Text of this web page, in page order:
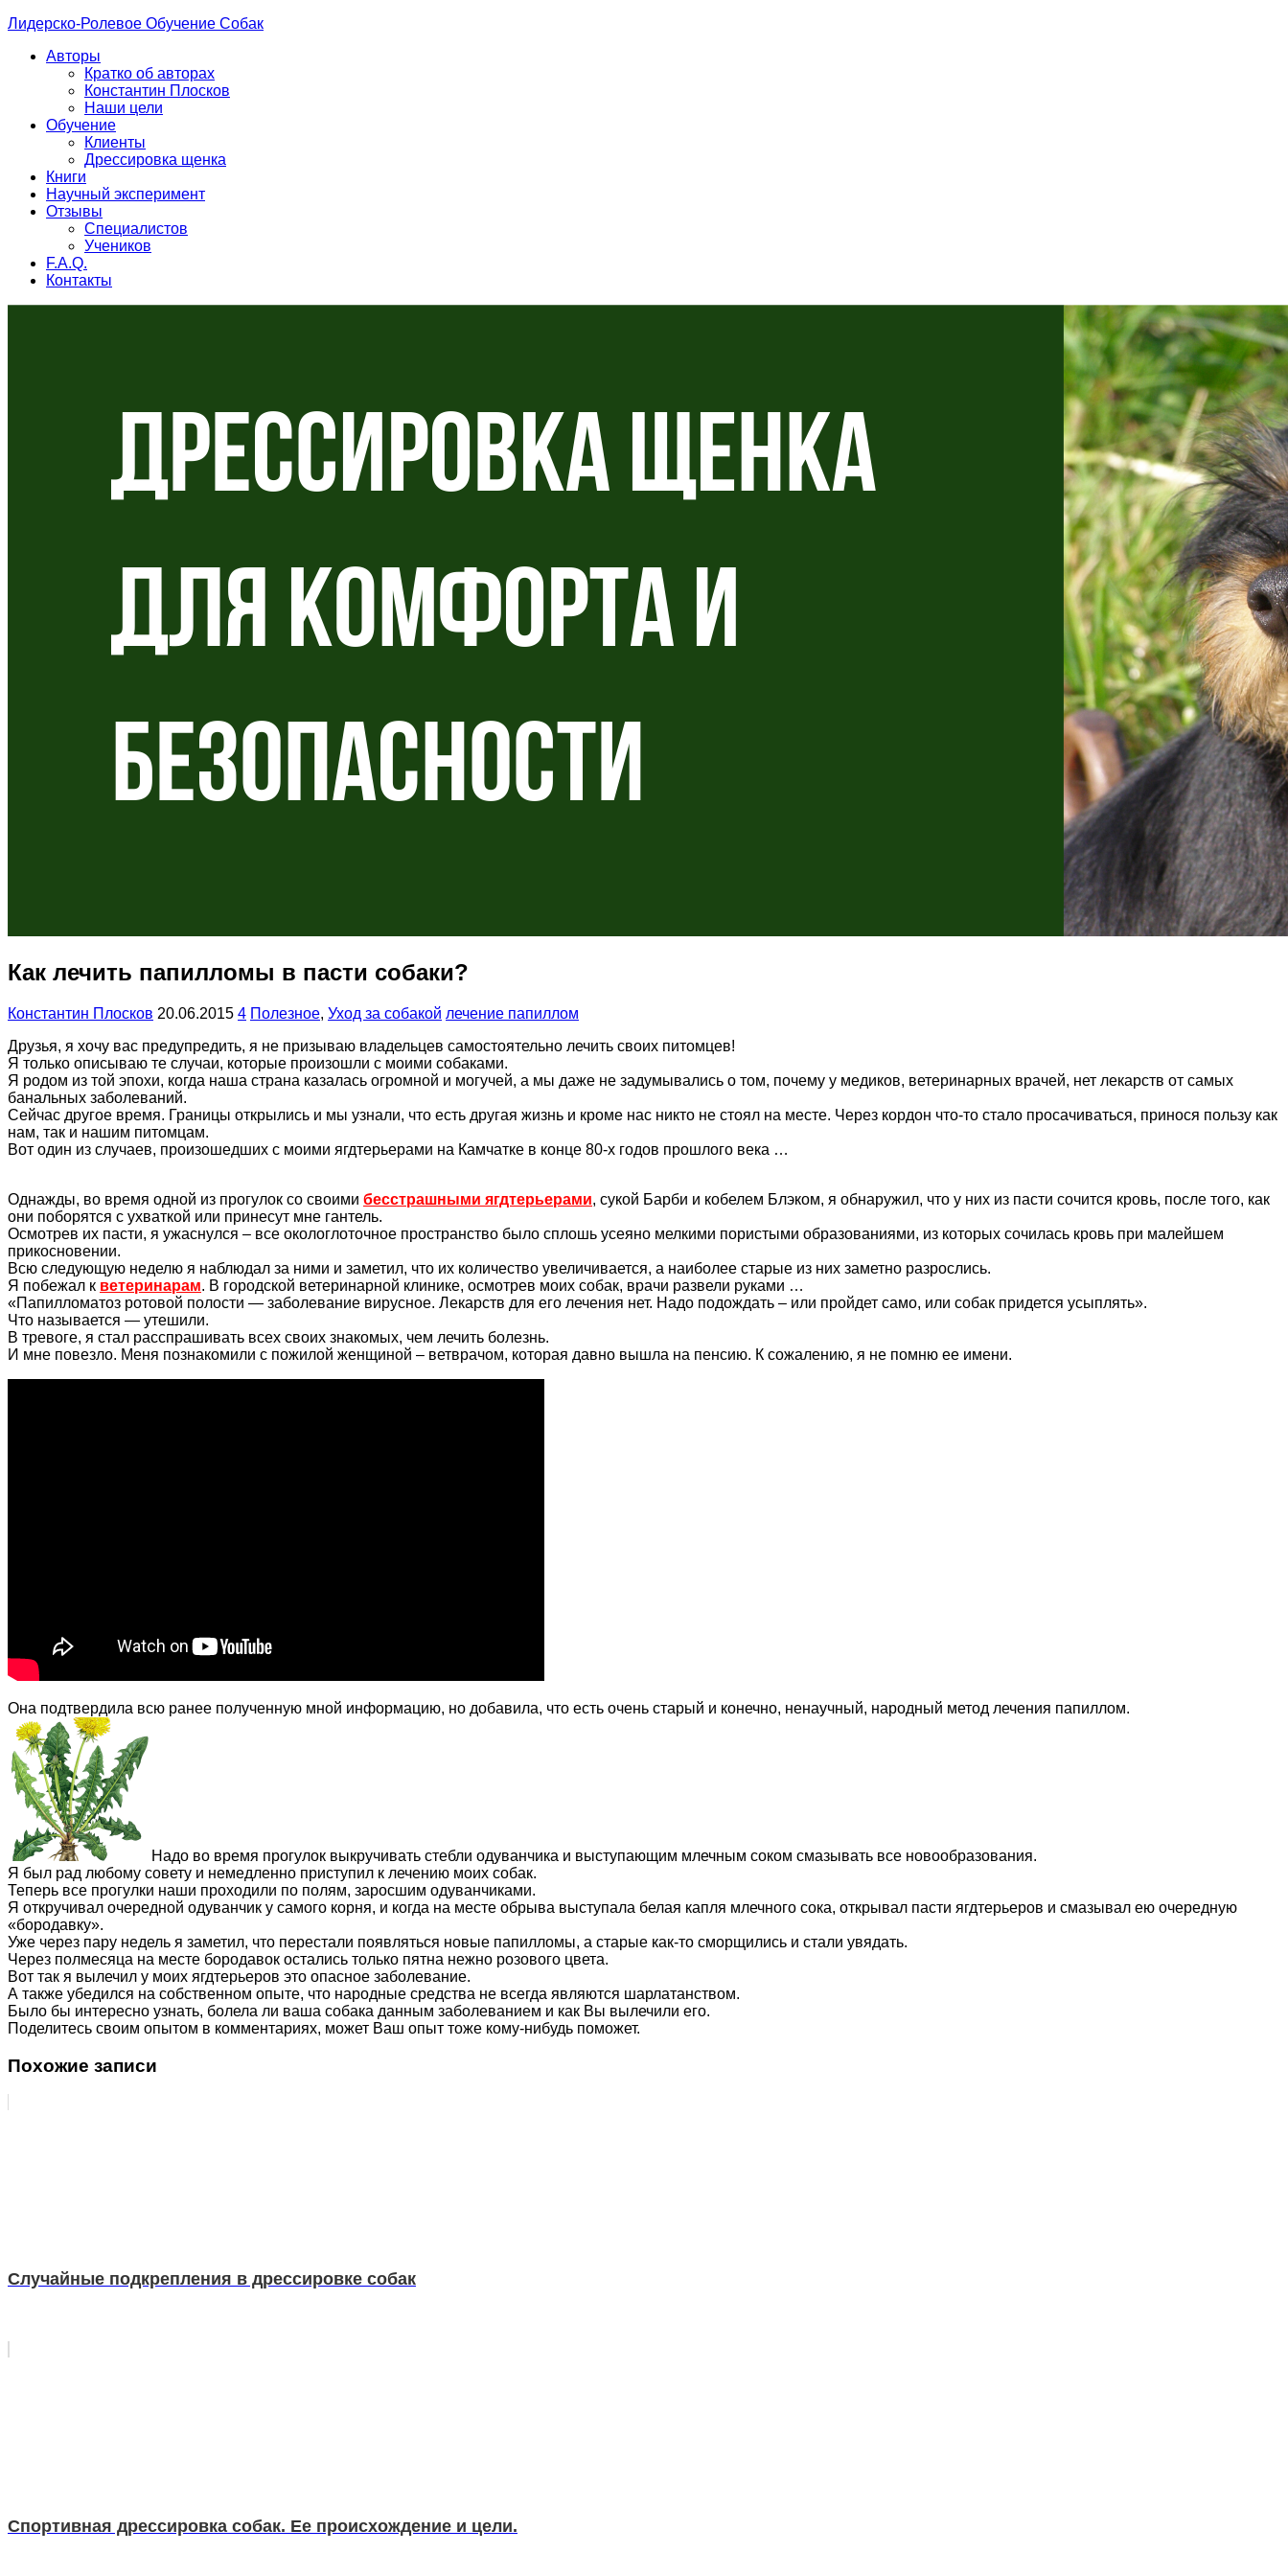
Лидерско-Ролевое Обучение Собак
Авторы
Кратко об авторах
Константин Плосков
Наши цели
Обучение
Клиенты
Дрессировка щенка
Книги
Научный эксперимент
Отзывы
Специалистов
Учеников
F.A.Q.
Контакты
Как лечить папилломы в пасти собаки?
Константин Плосков 20.06.2015 4 Полезное, Уход за собакой лечение папиллом
Друзья, я хочу вас предупредить, я не призываю владельцев самостоятельно лечить своих питомцев!
Я только описываю те случаи, которые произошли с моими собаками.
Я родом из той эпохи, когда наша страна казалась огромной и могучей, а мы даже не задумывались о том, почему у медиков, ветеринарных врачей, нет лекарств от самых
банальных заболеваний.
Сейчас другое время. Границы открылись и мы узнали, что есть другая жизнь и кроме нас никто не стоял на месте. Через кордон что-то стало просачиваться, принося пользу как
нам, так и нашим питомцам.
Вот один из случаев, произошедших с моими ягдтерьерами на Камчатке в конце 80-х годов прошлого века …
Однажды, во время одной из прогулок со своими бесстрашными ягдтерьерами, сукой Барби и кобелем Блэком, я обнаружил, что у них из пасти сочится кровь, после того, как
они поборятся с ухваткой или принесут мне гантель.
Осмотрев их пасти, я ужаснулся – все окологлоточное пространство было сплошь усеяно мелкими пористыми образованиями, из которых сочилась кровь при малейшем
прикосновении.
Всю следующую неделю я наблюдал за ними и заметил, что их количество увеличивается, а наиболее старые из них заметно разрослись.
Я побежал к ветеринарам. В городской ветеринарной клинике, осмотрев моих собак, врачи развели руками …
«Папилломатоз ротовой полости — заболевание вирусное. Лекарств для его лечения нет. Надо подождать – или пройдет само, или собак придется усыплять».
Что называется — утешили.
В тревоге, я стал расспрашивать всех своих знакомых, чем лечить болезнь.
И мне повезло. Меня познакомили с пожилой женщиной – ветврачом, которая давно вышла на пенсию. К сожалению, я не помню ее имени.
Она подтвердила всю ранее полученную мной информацию, но добавила, что есть очень старый и конечно, ненаучный, народный метод лечения папиллом.
Надо во время прогулок выкручивать стебли одуванчика и выступающим млечным соком смазывать все новообразования.
Я был рад любому совету и немедленно приступил к лечению моих собак.
Теперь все прогулки наши проходили по полям, заросшим одуванчиками.
Я откручивал очередной одуванчик у самого корня, и когда на месте обрыва выступала белая капля млечного сока, открывал пасти ягдтерьеров и смазывал ею очередную
«бородавку».
Уже через пару недель я заметил, что перестали появляться новые папилломы, а старые как-то сморщились и стали увядать.
Через полмесяца на месте бородавок остались только пятна нежно розового цвета.
Вот так я вылечил у моих ягдтерьеров это опасное заболевание.
А также убедился на собственном опыте, что народные средства не всегда являются шарлатанством.
Было бы интересно узнать, болела ли ваша собака данным заболеванием и как Вы вылечили его.
Поделитесь своим опытом в комментариях, может Ваш опыт тоже кому-нибудь поможет.
Похожие записи
Случайные подкрепления в дрессировке собак
Спортивная дрессировка собак. Ее происхождение и цели.